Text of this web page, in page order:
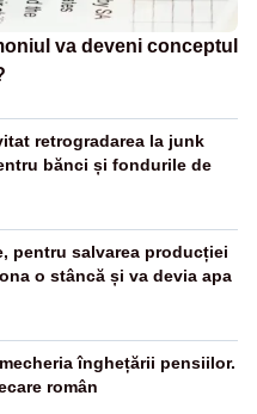
va deveni conceptul
retrogradarea la junk
bănci și fondurile de
pentru salvarea producției
o stâncă și va devia apa
înghețării pensiilor.
român